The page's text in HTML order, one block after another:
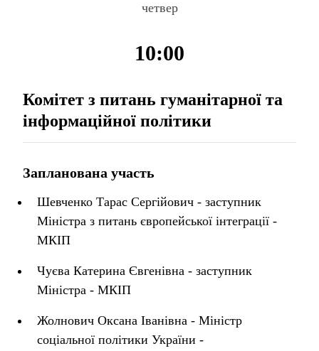
четвер
10:00
Комітет з питань гуманітарної та
інформаційної політики
Запланована участь
Шевченко Тарас Сергійович - заступник
Міністра з питань європейської інтеграції -
МКІП
Чуєва Катерина Євгенівна - заступник
Міністра - МКІП
Жолнович Оксана Іванівна - Міністр
соціальної політики України -